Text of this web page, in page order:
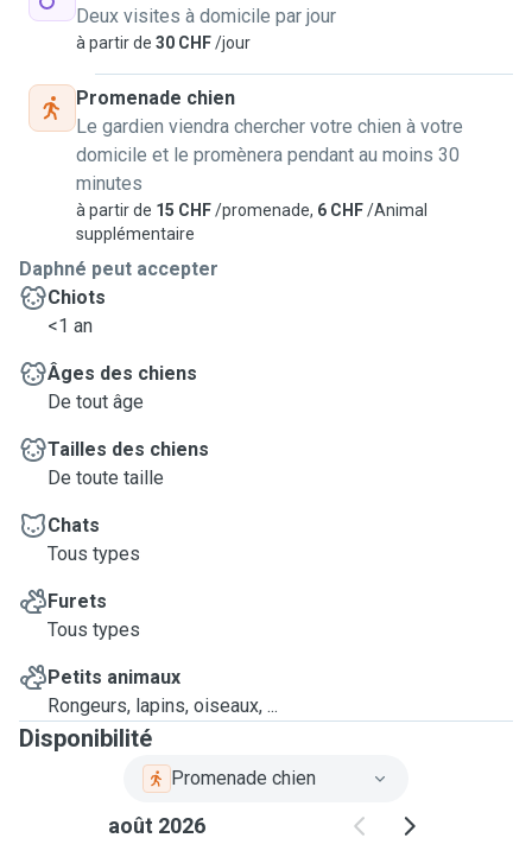
Deux visites à domicile par jour
à partir de 30 CHF/jour
Promenade chien
Le gardien viendra chercher votre chien à votre
domicile et le promènera pendant au moins 30
minutes
à partir de 15 CHF/promenade, 6 CHF/Animal
supplémentaire
Daphné peut accepter
Chiots
<1 an
Âges des chiens
De tout âge
Tailles des chiens
De toute taille
Chats
Tous types
Furets
Tous types
Petits animaux
Rongeurs, lapins, oiseaux, ...
Disponibilité
Promenade chien
août 2026